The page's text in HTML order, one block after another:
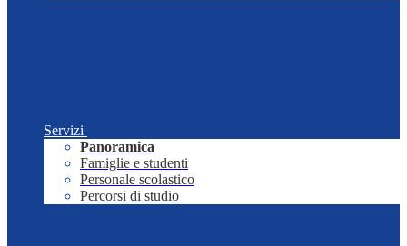
Servizi
Panoramica
Famiglie e studenti
Personale scolastico
Percorsi di studio